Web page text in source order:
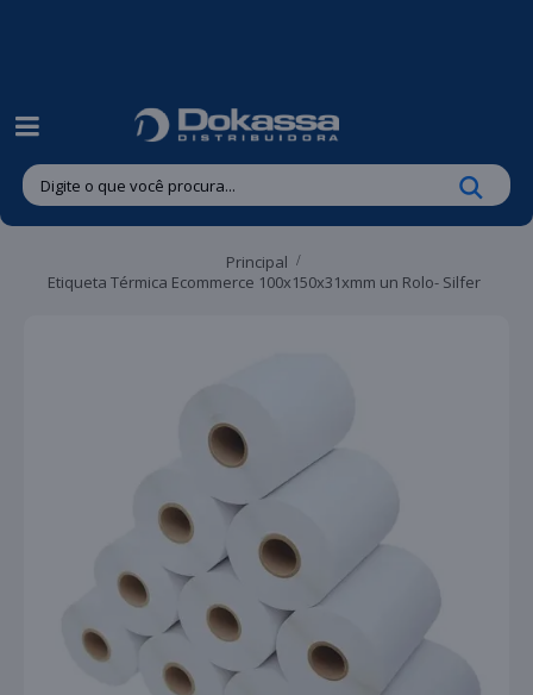
Principal
Etiqueta Térmica Ecommerce 100x150x31xmm un Rolo- Silfer